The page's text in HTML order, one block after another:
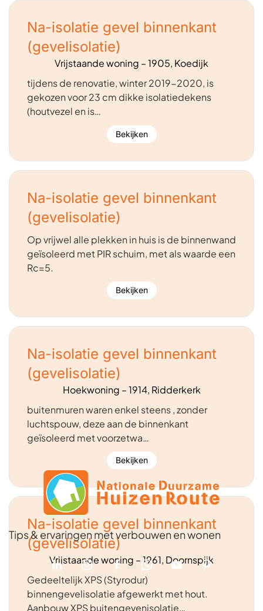
Na-isolatie gevel binnenkant
(gevelisolatie)
Vrijstaande woning – 1905, Koedijk
tijdens de renovatie, winter 2019-2020, is
gekozen voor 23 cm dikke isolatiedekens
(houtvezel en is…
Bekijken
Na-isolatie gevel binnenkant
(gevelisolatie)
Op vrijwel alle plekken in huis is de binnenwand
geïsoleerd met PIR schuim, met als waarde een
Rc=5.
Bekijken
Na-isolatie gevel binnenkant
(gevelisolatie)
Hoekwoning – 1914, Ridderkerk
buitenmuren waren enkel steens , zonder
luchtspouw, deze aan de binnenkant
geïsoleerd met voorzetwa…
Bekijken
Na-isolatie gevel binnenkant
(gevelisolatie)
Vrijstaande woning – 1961, Doornspijk
Gedeeltelijk XPS (Styrodur)
binnengevelisolatie afgewerkt met hout.
Aanbouw XPS buitengevenisolatie…
Tips & ervaringen met verbouwen en wonen
Snel naar